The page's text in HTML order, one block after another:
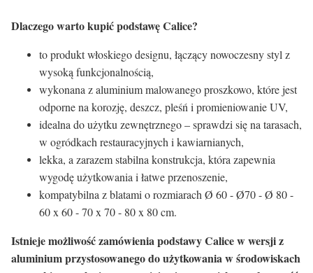
Dlaczego warto kupić podstawę Calice?
to produkt włoskiego designu, łączący nowoczesny styl z
wysoką funkcjonalnością,
wykonana z aluminium malowanego proszkowo, które jest
odporne na korozję, deszcz, pleśń i promieniowanie UV,
idealna do użytku zewnętrznego – sprawdzi się na tarasach,
w ogródkach restauracyjnych i kawiarnianych,
lekka, a zarazem stabilna konstrukcja, która zapewnia
wygodę użytkowania i łatwe przenoszenie,
kompatybilna z blatami o rozmiarach Ø 60 - Ø70 - Ø 80 -
60 x 60 - 70 x 70 - 80 x 80 cm.
Istnieje możliwość zamówienia podstawy Calice w wersji z
aluminium przystosowanego do użytkowania w środowiskach